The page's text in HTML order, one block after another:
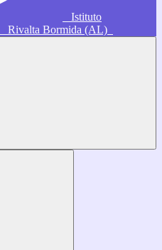
Istituto
Rivalta Bormida (AL)